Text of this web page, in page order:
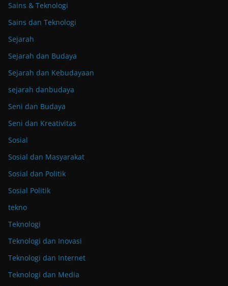
Sains & Teknologi
Sains dan Teknologi
Sejarah
Sejarah dan Budaya
Sejarah dan Kebudayaan
sejarah danbudaya
Seni dan Budaya
Seni dan Kreativitas
Sosial
Sosial dan Masyarakat
Sosial dan Politik
Sosial Politik
tekno
Teknologi
Teknologi dan Inovasi
Teknologi dan Internet
Teknologi dan Media